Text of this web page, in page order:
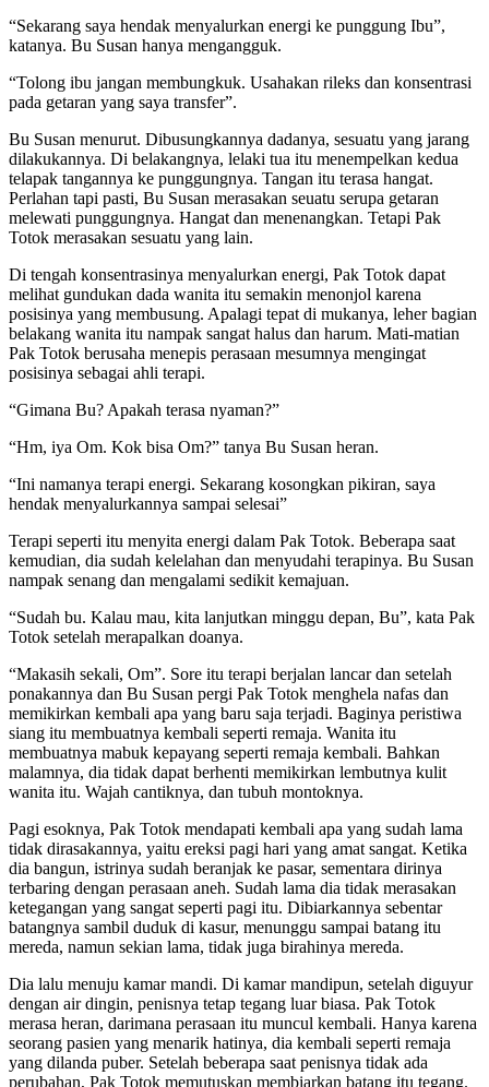
“Sekarang saya hendak menyalurkan energi ke punggung Ibu”,
katanya. Bu Susan hanya mengangguk.
“Tolong ibu jangan membungkuk. Usahakan rileks dan konsentrasi
pada getaran yang saya transfer”.
Bu Susan menurut. Dibusungkannya dadanya, sesuatu yang jarang
dilakukannya. Di belakangnya, lelaki tua itu menempelkan kedua
telapak tangannya ke punggungnya. Tangan itu terasa hangat.
Perlahan tapi pasti, Bu Susan merasakan seuatu serupa getaran
melewati punggungnya. Hangat dan menenangkan. Tetapi Pak
Totok merasakan sesuatu yang lain.
Di tengah konsentrasinya menyalurkan energi, Pak Totok dapat
melihat gundukan dada wanita itu semakin menonjol karena
posisinya yang membusung. Apalagi tepat di mukanya, leher bagian
belakang wanita itu nampak sangat halus dan harum. Mati-matian
Pak Totok berusaha menepis perasaan mesumnya mengingat
posisinya sebagai ahli terapi.
“Gimana Bu? Apakah terasa nyaman?”
“Hm, iya Om. Kok bisa Om?” tanya Bu Susan heran.
“Ini namanya terapi energi. Sekarang kosongkan pikiran, saya
hendak menyalurkannya sampai selesai”
Terapi seperti itu menyita energi dalam Pak Totok. Beberapa saat
kemudian, dia sudah kelelahan dan menyudahi terapinya. Bu Susan
nampak senang dan mengalami sedikit kemajuan.
“Sudah bu. Kalau mau, kita lanjutkan minggu depan, Bu”, kata Pak
Totok setelah merapalkan doanya.
“Makasih sekali, Om”. Sore itu terapi berjalan lancar dan setelah
ponakannya dan Bu Susan pergi Pak Totok menghela nafas dan
memikirkan kembali apa yang baru saja terjadi. Baginya peristiwa
siang itu membuatnya kembali seperti remaja. Wanita itu
membuatnya mabuk kepayang seperti remaja kembali. Bahkan
malamnya, dia tidak dapat berhenti memikirkan lembutnya kulit
wanita itu. Wajah cantiknya, dan tubuh montoknya.
Pagi esoknya, Pak Totok mendapati kembali apa yang sudah lama
tidak dirasakannya, yaitu ereksi pagi hari yang amat sangat. Ketika
dia bangun, istrinya sudah beranjak ke pasar, sementara dirinya
terbaring dengan perasaan aneh. Sudah lama dia tidak merasakan
ketegangan yang sangat seperti pagi itu. Dibiarkannya sebentar
batangnya sambil duduk di kasur, menunggu sampai batang itu
mereda, namun sekian lama, tidak juga birahinya mereda.
Dia lalu menuju kamar mandi. Di kamar mandipun, setelah diguyur
dengan air dingin, penisnya tetap tegang luar biasa. Pak Totok
merasa heran, darimana perasaan itu muncul kembali. Hanya karena
seorang pasien yang menarik hatinya, dia kembali seperti remaja
yang dilanda puber. Setelah beberapa saat penisnya tidak ada
perubahan, Pak Totok memutuskan membiarkan batang itu tegang.